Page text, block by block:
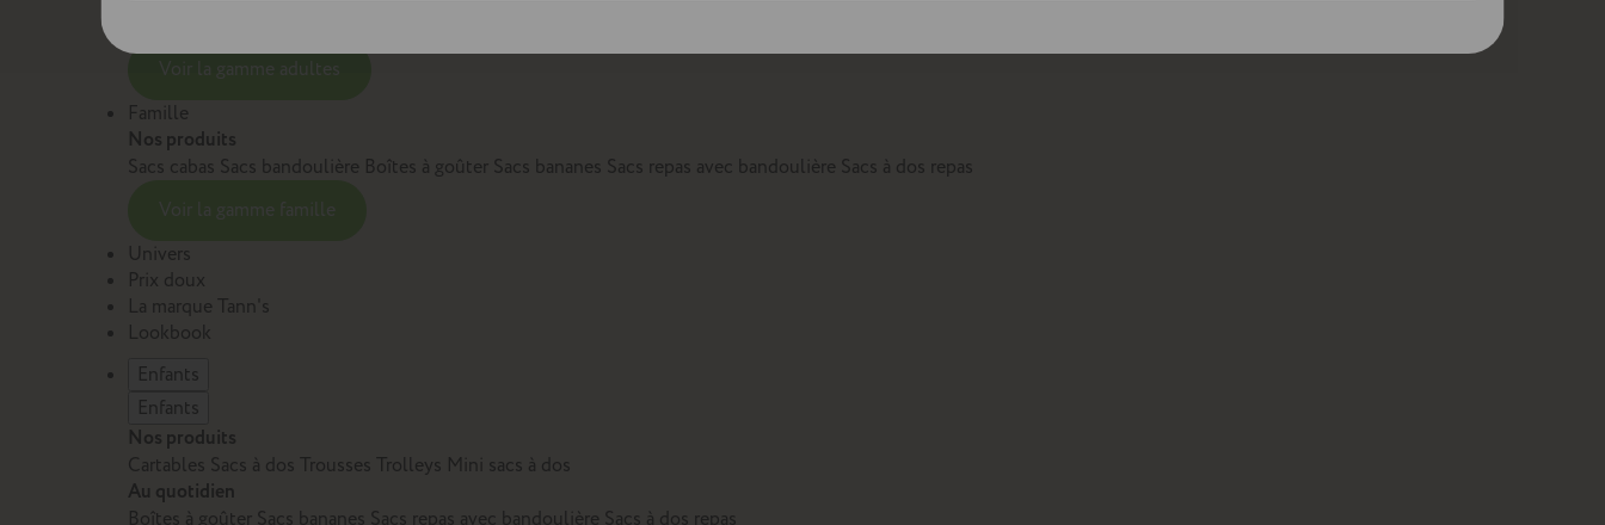
Famille
Nos produits
Sacs cabas Sacs bandoulière Boîtes à goûter Sacs bananes Sacs repas avec bandoulière Sacs à dos repas
Univers
Prix doux
La marque Tann's
Lookbook
Enfants
Enfants
Nos produits
Cartables Sacs à dos Trousses Trolleys Mini sacs à dos
Au quotidien
Boîtes à goûter Sacs bananes Sacs repas avec bandoulière Sacs à dos repas